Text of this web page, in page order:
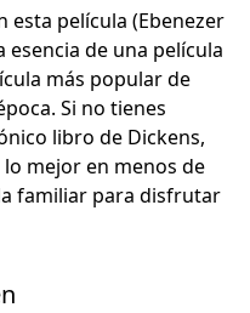
esta película (Ebenezer
esencia de una película
más popular de
Si no tienes
libro de Dickens,
mejor en menos de
familiar para disfrutar